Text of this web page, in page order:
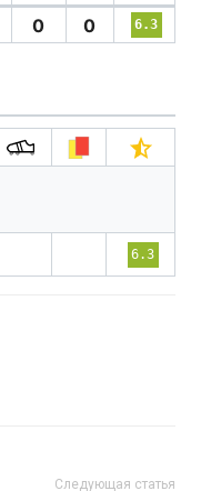
0 0 6.3
6.3
Следующая статья